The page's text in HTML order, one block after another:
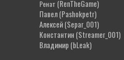
Ренат (RenTheGame)
Павел(Pashokpetr)
Алексей(Separ_001)
Константин (Streamer_001)
Владимир (bLeak)